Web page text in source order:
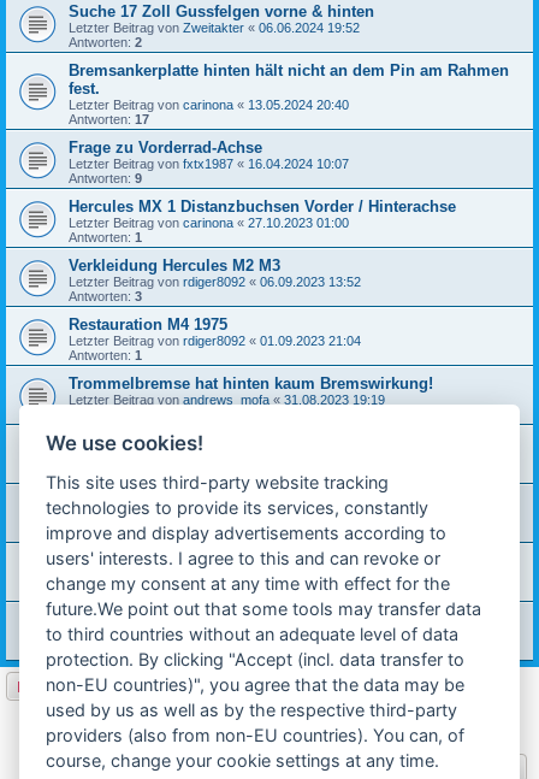
Suche 17 Zoll Gussfelgen vorne & hinten
Letzter Beitrag von Zweitakter « 06.06.2024 19:52
Antworten: 2
Bremsankerplatte hinten hält nicht an dem Pin am Rahmen
fest.
Letzter Beitrag von carinona « 13.05.2024 20:40
Antworten: 17
Frage zu Vorderrad-Achse
Letzter Beitrag von fxtx1987 « 16.04.2024 10:07
Antworten: 9
Hercules MX 1 Distanzbuchsen Vorder / Hinterachse
Letzter Beitrag von carinona « 27.10.2023 01:00
Antworten: 1
Verkleidung Hercules M2 M3
Letzter Beitrag von rdiger8092 « 06.09.2023 13:52
Antworten: 3
Restauration M4 1975
Letzter Beitrag von rdiger8092 « 01.09.2023 21:04
Antworten: 1
Trommelbremse hat hinten kaum Bremswirkung!
Letzter Beitrag von andrews_mofa « 31.08.2023 19:19
Welche Schraube fpr Schaltdrehgriff?
Antworten:
Unterschied von Prima 5 und Prima 5 N
Letzter Beitrag voncarinona«26.03.2023 23:34
Antworten:1
Schwingenlager
rdiger8092
08.03.2023 00:12
Antworten: 19
Verkleidung hercules Prima 5 SL
Letzter Beitrag von kay87«12.02.2023 20:52
Antworten:
8
Neues Thema
220 Themen Seite1von9
1 2 3 4 5 … 9 Nächste
Gehe zu
We use cookies!
This site uses third-party website tracking
technologies to provide its services, constantly
improve and display advertisements according to
users' interests. I agree to this and can revoke or
change my consent at any time with effect for the
future.We point out that some tools may transfer data
to third countries without an adequate level of data
protection. By clicking "Accept (incl. data transfer to
non-EU countries)", you agree that the data may be
used by us as well as by the respective third-party
providers (also from non-EU countries). You can, of
course, change your cookie settings at any time.